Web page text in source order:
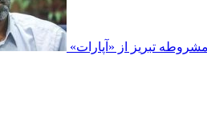
تبریز از «آپارات»